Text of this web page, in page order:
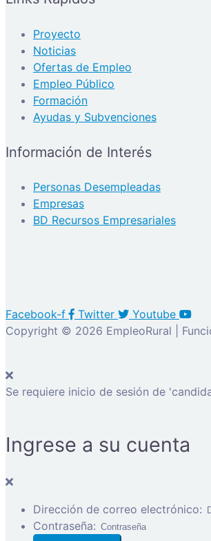
Proyecto
Noticias
Ofertas de Empleo
Empleo Público
Formación
Ayudas y Subvenciones
Información de Interés
Personas Desempleadas
Empresas
BD Recursos Empresariales
Facebook-f Twitter
Youtube
Copyright © 2026 EmpleoRural |
Se requiere inicio de sesión de
Ingrese a su cuenta
Dirección de correo electrónico:
Contraseña: